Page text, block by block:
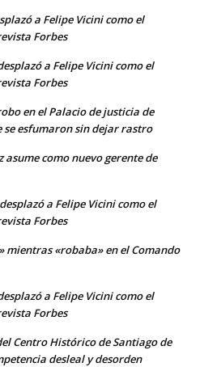
a Felipe Vicini como el
Forbes
a Felipe Vicini como el
Forbes
en el Palacio de justicia de
se esfumaron sin dejar rastro
asume como nuevo gerente de
a Felipe Vicini como el
Forbes
mientras «robaba» en el Comando
a Felipe Vicini como el
Forbes
Centro Histórico de Santiago de
desleal y desorden